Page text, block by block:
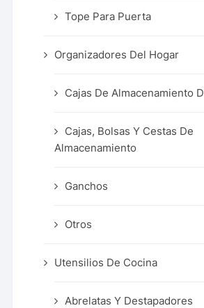
Tope Para Puerta
Organizadores Del Hogar
Cajas De Almacenamiento
Cajas, Bolsas Y Cestas De
Almacenamiento
Ganchos
Otros
Utensilios De Cocina
Abrelatas Y Destapadores